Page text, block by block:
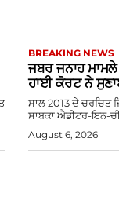
BREAKING NEWS
ਜਬਰ ਜਨਾਹ
ਹਾਈ ਕੋਰਟ ਨੇ
ਸਾਲ 2013 ਦੇ ਚਰਚਿਤ
ਸਾਬਕਾ ਐਡੀਟਰ-ਇਨ-
August 6, 2026